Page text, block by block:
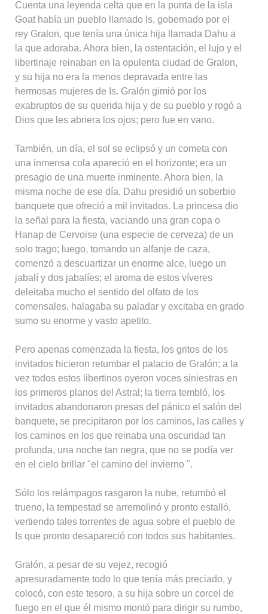
Cuenta una leyenda celta que en la punta de la isla
Goat había un pueblo llamado Is, gobernado por el
rey Gralon, que tenía una única hija llamada Dahu a
la que adoraba. Ahora bien, la ostentación, el lujo y el
libertinaje reinaban en la opulenta ciudad de Gralon,
y su hija no era la menos depravada entre las
hermosas mujeres de Is. Gralón gimió por los
exabruptos de su querida hija y de su pueblo y rogó a
Dios que les abriera los ojos; pero fue en vano.
También, un día, el sol se eclipsó y un cometa con
una inmensa cola apareció en el horizonte; era un
presagio de una muerte inminente. Ahora bien, la
misma noche de ese día, Dahu presidió un soberbio
banquete que ofreció a mil invitados. La princesa dio
la señal para la fiesta, vaciando una gran copa o
Hanap de Cervoise (una especie de cerveza) de un
solo trago; luego, tomando un alfanje de caza,
comenzó a descuartizar un enorme alce, luego un
jabalí y dos jabalíes; el aroma de estos víveres
deleitaba mucho el sentido del olfato de los
comensales, halagaba su paladar y excitaba en grado
sumo su enorme y vasto apetito.
Pero apenas comenzada la fiesta, los gritos de los
invitados hicieron retumbar el palacio de Gralón; a la
vez todos estos libertinos oyeron voces siniestras en
los primeros planos del Astral; la tierra tembló, los
invitados abandonaron presas del pánico el salón del
banquete, se precipitaron por los caminos, las calles y
los caminos en los que reinaba una oscuridad tan
profunda, una noche tan negra, que no se podía ver
en el cielo brillar "el camino del invierno ".
Sólo los relámpagos rasgaron la nube, retumbó el
trueno, la tempestad se arremolinó y pronto estalló,
vertiendo tales torrentes de agua sobre el pueblo de
Is que pronto desapareció con todos sus habitantes.
Gralón, a pesar de su vejez, recogió
apresuradamente todo lo que tenía más preciado, y
colocó, con este tesoro, a su hija sobre un corcel de
fuego en el que él mismo montó para dirigir su rumbo,